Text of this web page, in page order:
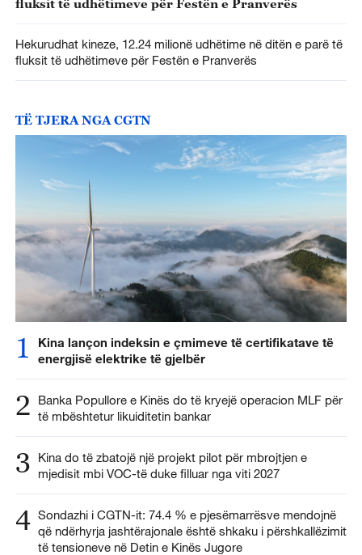
fluksit të udhëtimeve për Festën e Pranverës
Hekurudhat kineze, 12.24 milionë udhëtime në ditën e parë të
fluksit të udhëtimeve për Festën e Pranverës
TË TJERA NGA CGTN
1
Kina lançon indeksin e çmimeve të certifikatave të
energjisë elektrike të gjelbër
2
Banka Popullore e Kinës do të kryejë operacion MLF për
të mbështetur likuiditetin bankar
3
Kina do të zbatojë një projekt pilot për mbrojtjen e
mjedisit mbi VOC-të duke filluar nga viti 2027
4 Sondazhi i CGTN-it: 74.4 % e pjesëmarrësve mendojnë
që ndërhyrja jashtërajonale është shkaku i përshkallëzimit
të tensioneve në Detin e Kinës Jugore